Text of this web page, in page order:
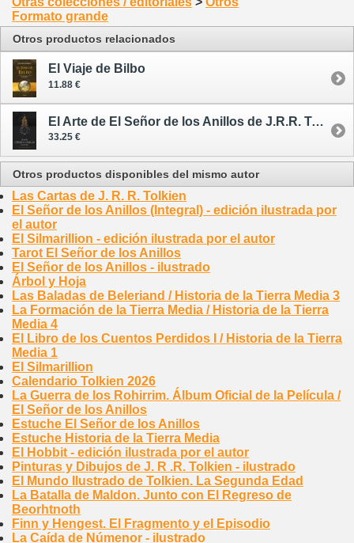
Formato grande
Otros productos relacionados
El Viaje de Bilbo
11.88 €
El Arte de El Señor de los Anillos de J.R.R. Tolkien
33.25 €
Otros productos disponibles del mismo autor
Las Cartas de J. R. R. Tolkien
El Señor de los Anillos (Integral) - edición ilustrada por
el autor
El Silmarillion - edición ilustrada por el autor
Tarot El Señor de los Anillos
El Señor de los Anillos - ilustrado
Árbol y Hoja
Las Baladas de Beleriand / Historia de la Tierra Media 3
La Formación de la Tierra Media / Historia de la Tierra
Media 4
El Libro de los Cuentos Perdidos I / Historia de la Tierra
Media 1
El Silmarillion
Calendario Tolkien 2026
La Guerra de los Rohirrim. Álbum Oficial de la Película /
El Señor de los Anillos
Estuche El Señor de los Anillos
Estuche Historia de la Tierra Media
El Hobbit - edición ilustrada por el autor
Pinturas y Dibujos de J. R .R. Tolkien - ilustrado
El Mundo Ilustrado de Tolkien. La Segunda Edad
La Batalla de Maldon. Junto con El Regreso de
Beorhtnoth
Finn y Hengest. El Fragmento y el Episodio
La Caída de Númenor - ilustrado